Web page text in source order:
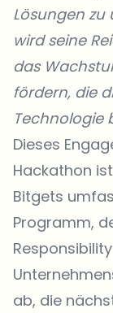
Lösungen
wird seine
das
fördern, die
Technologie
Dieses
Hackathon
Bitgets
Programm,
ab, die